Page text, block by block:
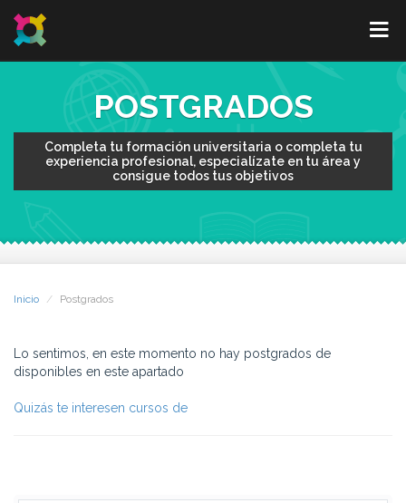
POSTGRADOS
Completa tu formación universitaria o completa tu
experiencia profesional, especialízate en tu área y
consigue todos tus objetivos
Inicio Postgrados
Lo sentimos, en este momento no hay postgrados de
disponibles en este apartado
Quizás te interesen cursos de